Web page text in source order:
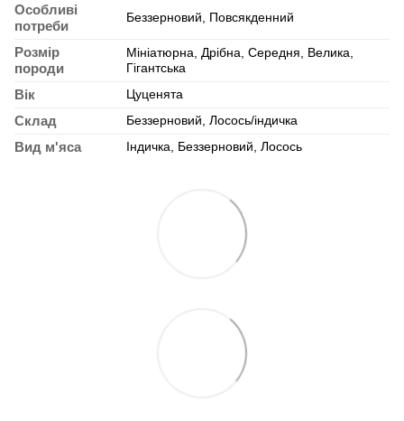
Особливі
потреби
Беззерновий, Повсякденний
Розмір
породи
Мініатюрна, Дрібна, Середня, Велика,
Гігантська
Вік Цуценята
Склад Беззерновий, Лосось/індичка
Вид м'яса Індичка, Беззерновий, Лосось